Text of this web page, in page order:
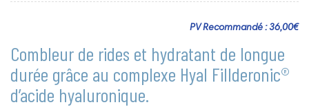
PV Recommandé : 36,00€
Combleur de rides et hydratant de longue
durée grâce au complexe Hyal Fillderonic®
d’acide hyaluronique.